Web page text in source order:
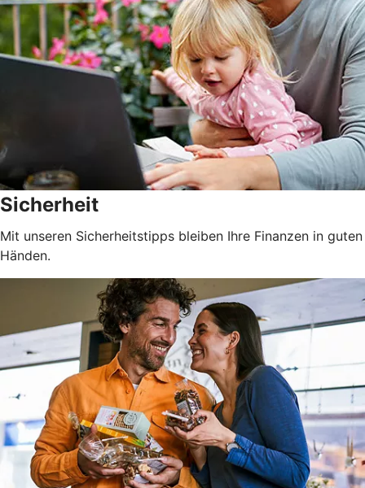
Sicherheit
Mit unseren Sicherheitstipps bleiben Ihre Finanzen in guten
Händen.